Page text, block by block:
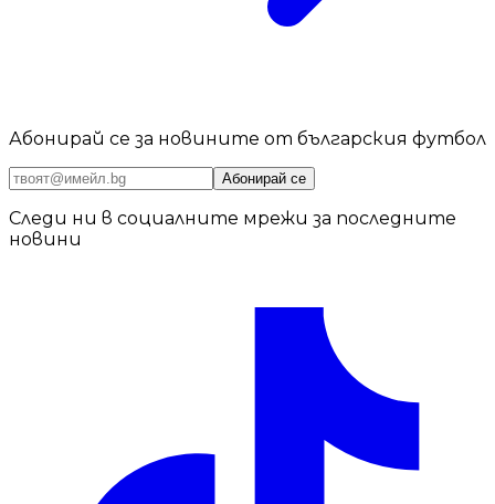
Абонирай се за новините от българския футбол
Абонирай се
Следи ни в социалните мрежи за последните
новини